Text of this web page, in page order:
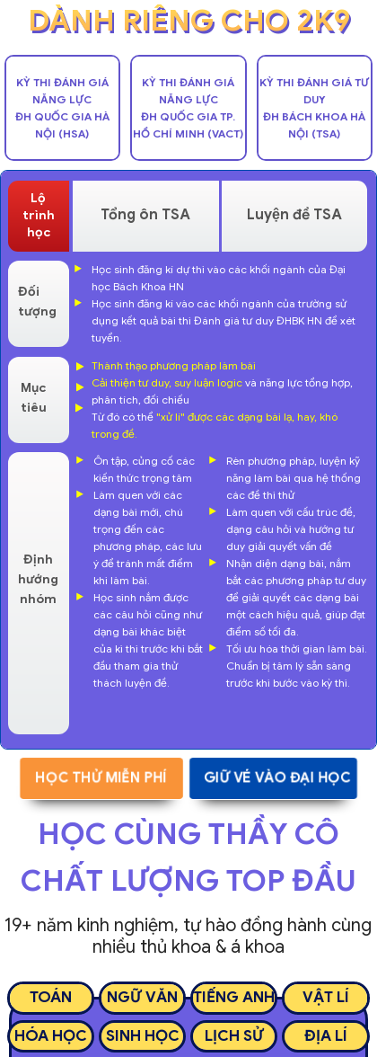
DÀNH RIÊNG CHO 2K9
KỲ THI ĐÁNH GIÁ
NĂNG LỰC
ĐH QUỐC GIA HÀ
NỘI (HSA)
KỲ THI ĐÁNH GIÁ
NĂNG LỰC
ĐH QUỐC GIA TP.
HỒ CHÍ MINH (VACT)
KỲ THI ĐÁNH GIÁ TƯ
DUY
ĐH BÁCH KHOA HÀ
NỘI (TSA)
HỌC THỬ MIỄN PHÍ GIỮ VÉ VÀO ĐẠI HỌC
Lộ
trình
học
Tổng ôn TSA Luyện đề TSA
Đối
tượng
Học sinh đăng kí dự thi vào các khối ngành của Đại
học Bách Khoa HN
Học sinh đăng kí vào các khối ngành của trường sử
dụng kết quả bài thi Đánh giá tư duy ĐHBK HN để xét
tuyển.
Mục
tiêu
Thành thạo phương pháp làm bài
Cải thiện tư duy, suy luận logic và năng lực tổng hợp,
phân tích, đối chiếu
Từ đó có thể"xử lí" được các dạng bài lạ, hay, khó
trong đề.
Định
hướng
nhóm
Ôn tập, củng cố các
kiến thức trọng tâm
Làm quen với các
dạng bài mới, chú
trọng đến các
phương pháp, các lưu
ý để tránh mất điểm
khi làm bài.
Học sinh nắm được
các câu hỏi cũng như
dạng bài khác biệt
của kì thi trước khi bắt
đầu tham gia thử
thách luyện đề.
Rèn phương pháp, luyện kỹ
năng làm bài qua hệ thống
các đề thi thử
Làm quen với cấu trúc đề,
dạng câu hỏi và hướng tư
duy giải quyết vấn đề
Nhận diện dạng bài, nắm
bắt các phương pháp tư duy
để giải quyết các dạng bài
một cách hiệu quả, giúp đạt
điểm số tối đa.
Tối ưu hóa thời gian làm bài.
Chuẩn bị tâm lý sẵn sàng
trước khi bước vào kỳ thi.
TOÁN TIẾNG ANH VẬT LÍ
NGỮ VĂN
HÓA HỌC SINH HỌC LỊCH SỬ ĐỊA LÍ
HỌC CÙNG THẦY CÔ
CHẤT LƯỢNG TOP ĐẦU
19+ năm kinh nghiệm, tự hào đồng hành cùng
nhiều thủ khoa & á khoa